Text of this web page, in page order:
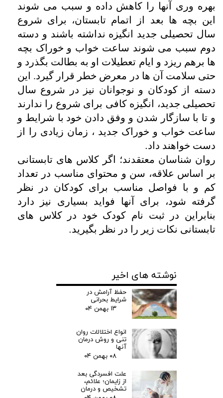
بهره وری آنها را کاهش داده و سبب می شوند
این بچه ها بعد از اتمام تابستان، برای شروع
سال تحصیلی جدید انگیزه نداشته باشند و دسته
دوم سبب می شوند ساعت خواب و خوراک بچه
ها برهم ریزد و ایام تعطیلات او به بطالت بگذرد و
حتی سلامت آن ها در معرض خطر قرار گیرد. این
دسته از کودکان و نوجوانان نیز در شروع سال
تحصیلی جدید، انگیزه کافی برای شروع را ندارند
و تا با سازگار شدن و وفق دادن خود با شرایط و
ساعت خواب و خوراک جدید ، زمان زیادی را از
دست خواهند داد.
روان شناسان معتقدند؛ اگر کلاس های تابستانی
بر اساس علاقه، سن و محتوای مناسب در تعداد
کم و با فواصل مناسب برای کودکان در نظر
گرفته شود، برای آنها فواید بسیاری نیز دارد
بنابراین در ثبت نام کودک خود در کلاس های
تابستانی نکات زیر را در نظر بگیرید.
نوشته های اخیر
حفظ آرامش در
شرایط بحرانی
۱۳ بهمن ۰۴
انواع اختلالات روان
تنی و روش درمان
آنها
۰۸ بهمن ۰۴
علت افسردگی بعد
از زایمان؛ علائم،
تشخیص و درمان